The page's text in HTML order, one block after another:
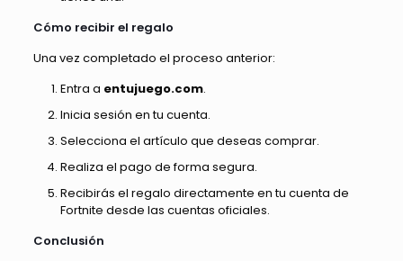
Cómo recibir el regalo
Una vez completado el proceso anterior:
Entra a entujuego.com.
Inicia sesión en tu cuenta.
Selecciona el artículo que deseas comprar.
Realiza el pago de forma segura.
Recibirás el regalo directamente en tu cuenta de
Fortnite desde las cuentas oficiales.
Conclusión